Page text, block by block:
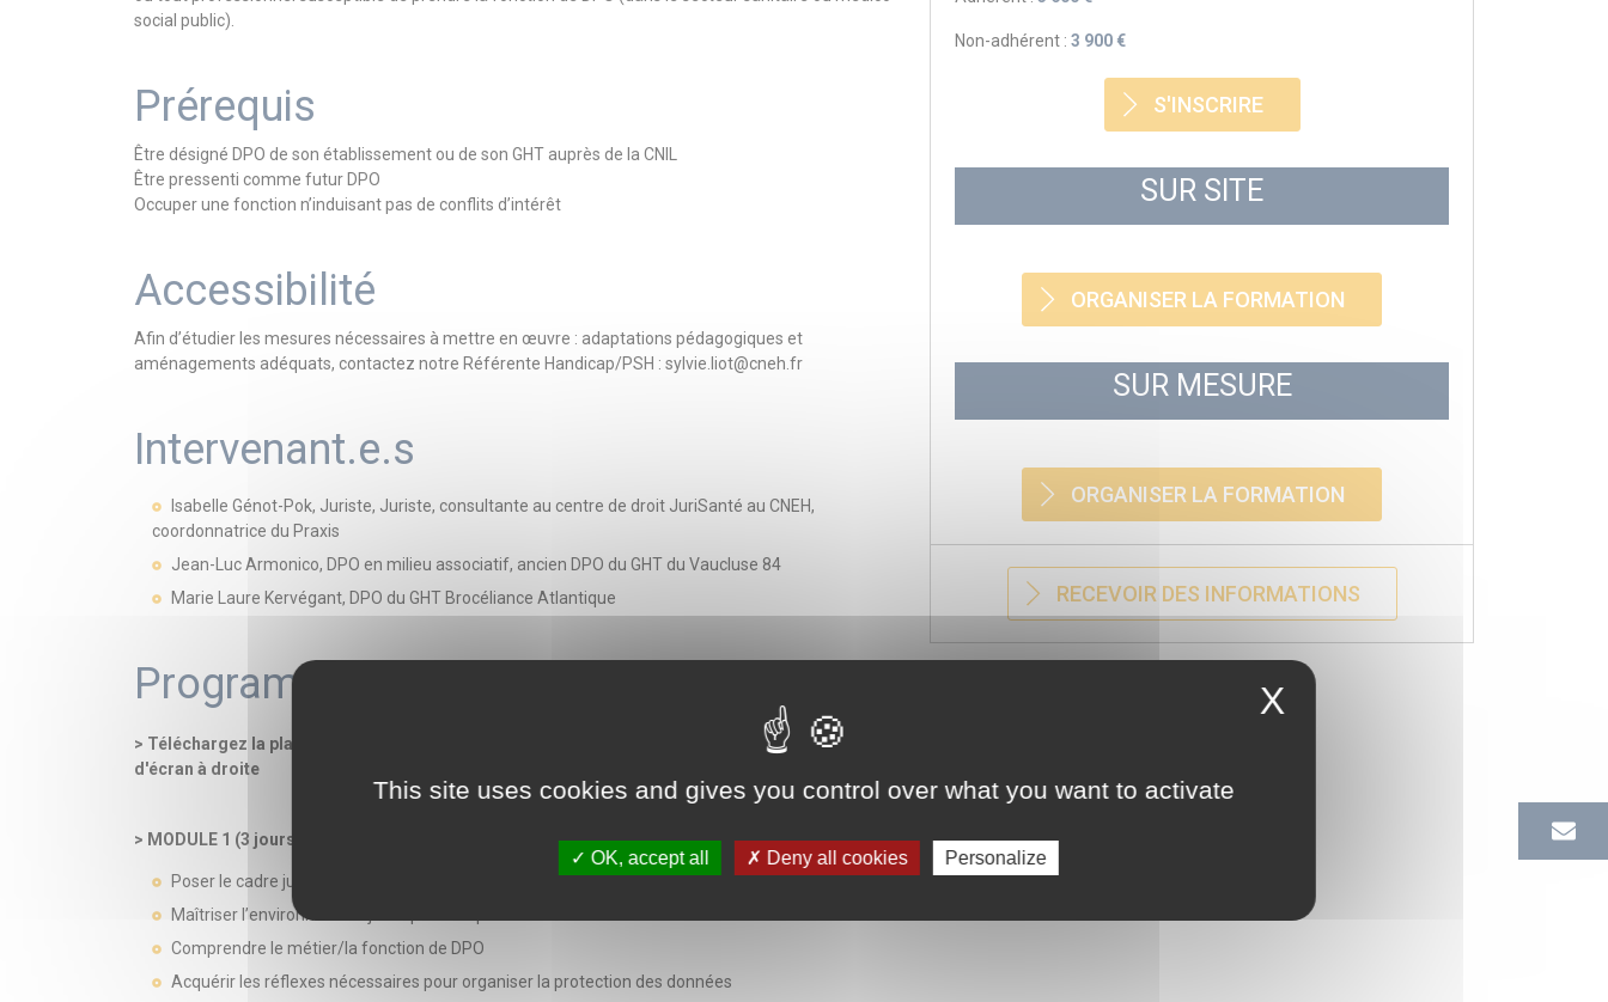
social public).
Prérequis
Être désigné DPO de son établissement ou de son GHT auprès de la CNIL
Être pressenti comme futur DPO
Occuper une fonction n’induisant pas de conflits d’intérêt
Accessibilité
Afin d’étudier les mesures nécessaires à mettre en œuvre : adaptations pédagogiques et
aménagements adéquats, contactez notre Référente Handicap/PSH : sylvie.liot@cneh.fr
Intervenant.e.s
Isabelle Génot-Pok, Juriste, Juriste, consultante au centre de droit JuriSanté au CNEH,
coordonnatrice du Praxis
Jean-Luc Armonico, DPO en milieu associatif, ancien DPO du GHT du Vaucluse 84
Marie Laure Kervégant, DPO du GHT Brocéliance Atlantique
Programme
> Téléchargez la plaquette - programme détaillé, planning et bulletin d'inscription - en haut
d'écran à droite
> MODULE 1 (3 jours) - Les fondamentaux indispensables de la protection des données
Poser le cadre juridique de la fonction de DPO
Maîtriser l’environnement juridique de la protection des données
Comprendre le métier/la fonction de DPO
Acquérir les réflexes nécessaires pour organiser la protection des données
Non-adhérent : 3 900 €
S'INSCRIRE
SUR SITE
ORGANISER LA FORMATION
SUR MESURE
ORGANISER LA FORMATION
RECEVOIR DES INFORMATIONS
X
This site uses cookies and gives you control over what you want to activate
OK, accept all Deny all cookies Personalize